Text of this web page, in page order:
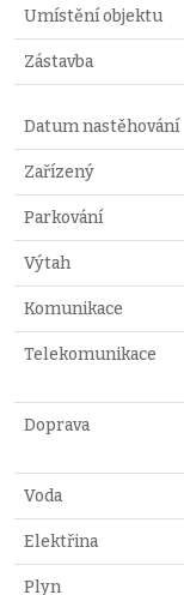
Umístění objektu
Zástavba
Datum nastěhování
Zařízený
Parkování
Výtah
Komunikace
Telekomunikace
Doprava
Voda
Elektřina
Plyn